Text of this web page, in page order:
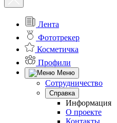
Лента
Фототрекер
Косметичка
Профили
Меню
Сотрудничество
Справка
Информация
О проекте
Контакты